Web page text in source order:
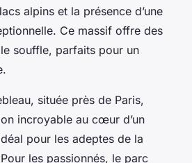
alpins et la présence d’une
Ce massif offre des
souffle, parfaits pour un
située près de Paris,
incroyable au cœur d’un
pour les adeptes de la
les passionnés, le parc